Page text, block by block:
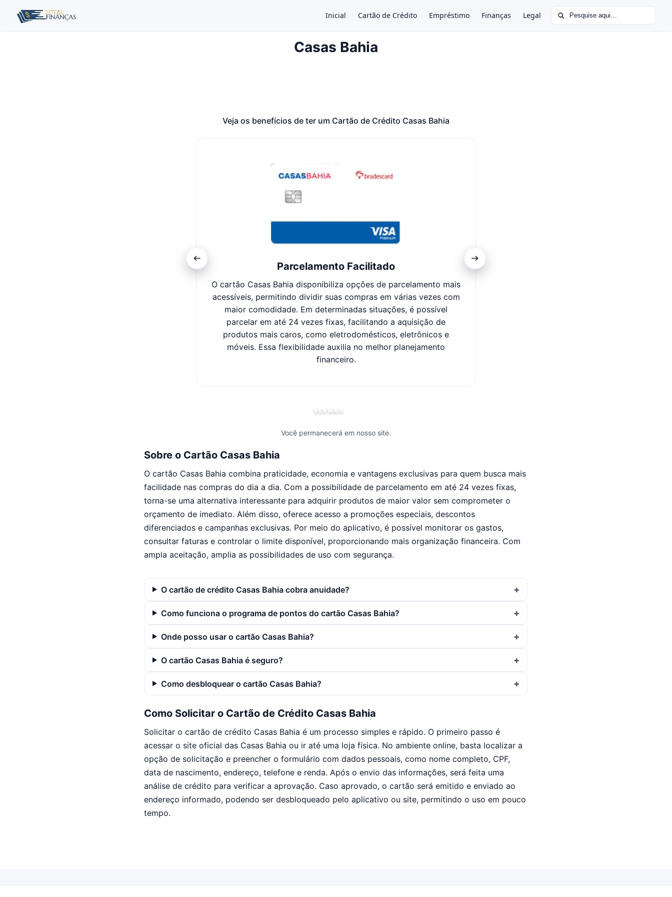
Inicial Cartão de Crédito Empréstimo Finanças Legal Buscar por:
Casas Bahia
Veja os benefícios de ter um Cartão de Crédito Casas Bahia
Parcelamento Facilitado
O cartão Casas Bahia disponibiliza opções de parcelamento mais
acessíveis, permitindo dividir suas compras em várias vezes com
maior comodidade. Em determinadas situações, é possível
parcelar em até 24 vezes fixas, facilitando a aquisição de
produtos mais caros, como eletrodomésticos, eletrônicos e
móveis. Essa flexibilidade auxilia no melhor planejamento
financeiro.
VER MAIS
Você permanecerá em nosso site.
Sobre o Cartão Casas Bahia
O cartão Casas Bahia combina praticidade, economia e vantagens exclusivas para quem busca mais
facilidade nas compras do dia a dia. Com a possibilidade de parcelamento em até 24 vezes fixas,
torna-se uma alternativa interessante para adquirir produtos de maior valor sem comprometer o
orçamento de imediato. Além disso, oferece acesso a promoções especiais, descontos
diferenciados e campanhas exclusivas. Por meio do aplicativo, é possível monitorar os gastos,
consultar faturas e controlar o limite disponível, proporcionando mais organização financeira. Com
ampla aceitação, amplia as possibilidades de uso com segurança.
O cartão de crédito Casas Bahia cobra anuidade?
Como funciona o programa de pontos do cartão Casas Bahia?
Onde posso usar o cartão Casas Bahia?
O cartão Casas Bahia é seguro?
Como desbloquear o cartão Casas Bahia?
Como Solicitar o Cartão de Crédito Casas Bahia
Solicitar o cartão de crédito Casas Bahia é um processo simples e rápido. O primeiro passo é
acessar o site oficial das Casas Bahia ou ir até uma loja física. No ambiente online, basta localizar a
opção de solicitação e preencher o formulário com dados pessoais, como nome completo, CPF,
data de nascimento, endereço, telefone e renda. Após o envio das informações, será feita uma
análise de crédito para verificar a aprovação. Caso aprovado, o cartão será emitido e enviado ao
endereço informado, podendo ser desbloqueado pelo aplicativo ou site, permitindo o uso em pouco
tempo.